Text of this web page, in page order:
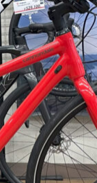
105 R7100シ
...